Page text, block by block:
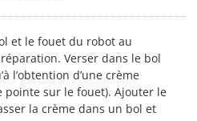
et le fouet du robot au
Verser dans le bol
l’obtention d’une crème
pointe sur le fouet). Ajouter le
la crème dans un bol et